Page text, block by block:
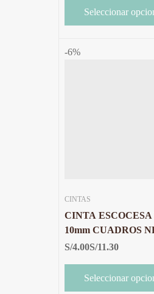
Seleccionar
-6%
CINTAS
CINTA
10mm CUADROS
CON BLANCO X 10
S/4.00S/11.30
Seleccionar